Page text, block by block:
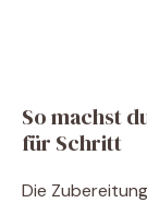
So machst
für Schritt
Die